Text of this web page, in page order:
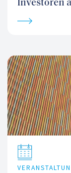
Investoren